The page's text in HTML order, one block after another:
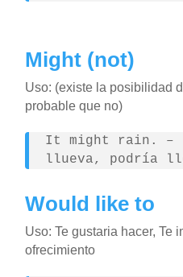
Might (not)
Uso: (existe la posibilidad
probable que no)
It might rain. –
llueva, podría
Would like to
Uso: Te gustaria hacer, Te
ofrecimiento